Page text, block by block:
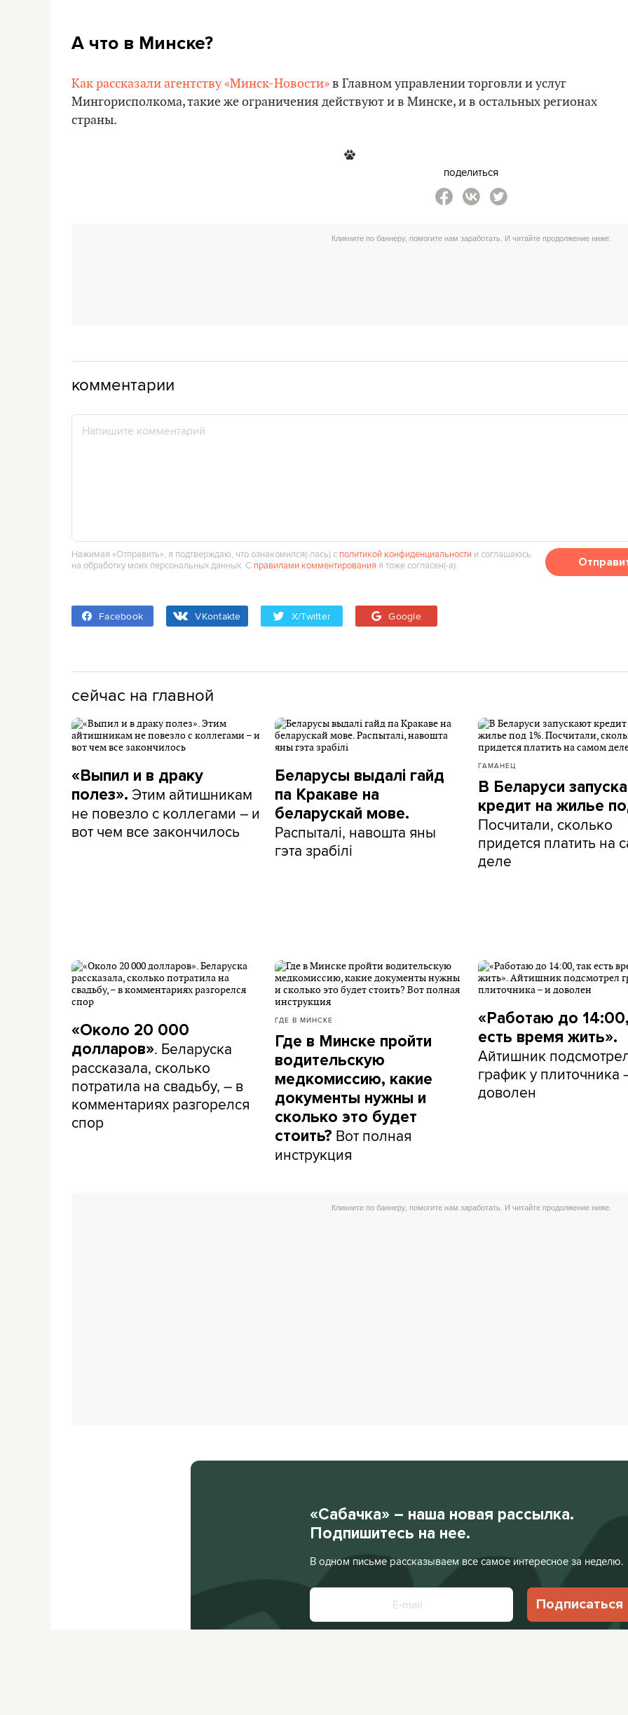
А что в Минске?
Как рассказали агентству «Минск-Новости»в Главном управлении торговли и услуг
Мингорисполкома, такие же ограничения действуют и в Минске, и в остальных регионах
страны.
поделиться
комментарии
Нажимая «Отправить», я подтверждаю, что ознакомился(‑лась) с политикой конфиденциальности и соглашаюсь
на обработку моих персональных данных. С правилами комментирования я тоже согласен(‑а).
Facebook VKontakte X/Twitter Google
сейчас на главной
«Выпил и в драку
полез». Этим айтишникам
не повезло с коллегами – и
вот чем все закончилось
Беларусы выдалі гайд
па Кракаве на
беларускай мове.
Распыталі, навошта яны
гэта зрабілі
ГАМАНЕЦ
В Беларуси
кредит на жилье
Посчитали, сколько
придется платить на
деле
«Около 20 000
долларов». Беларуска
рассказала, сколько
потратила на свадьбу, – в
комментариях разгорелся
спор
ГДЕ В МИНСКЕ
Где в Минске пройти
водительскую
медкомиссию, какие
документы нужны и
сколько это будет
стоить? Вот полная
инструкция
«Работаю до
есть время жить».
Айтишник
график у плиточника
доволен
«Сабачка» – наша новая рассылка.
Подпишитесь на нее.
В одном письме рассказываем все самое интересное за неделю.
Подписаться